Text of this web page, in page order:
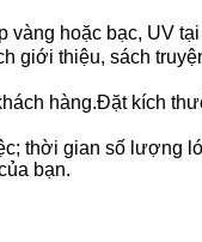
vàng hoặc bạc, UV tại
giới thiệu, sách
hàng.Đặt kích
thời gian số lượng
bạn.